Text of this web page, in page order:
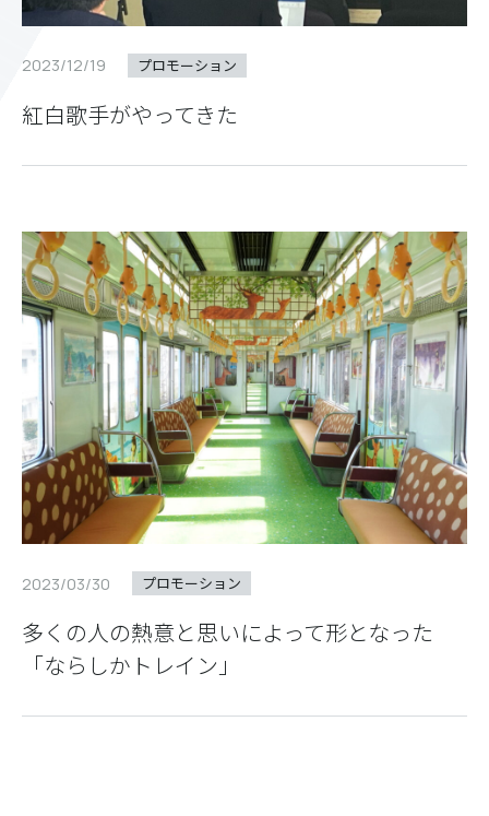
2023/12/19 プロモーション
紅白歌手がやってきた
2023/03/30 プロモーション
多くの人の熱意と思いによって形となった
「ならしかトレイン」